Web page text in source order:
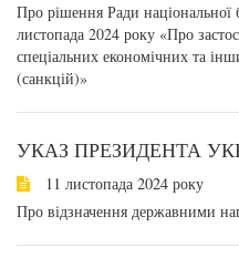
Про рішення Ради національної
листопада 2024 року «Про
спеціальних економічних та
(санкцій)»
УКАЗ ПРЕЗИДЕНТА
11 листопада 2024 року
Про відзначення державними